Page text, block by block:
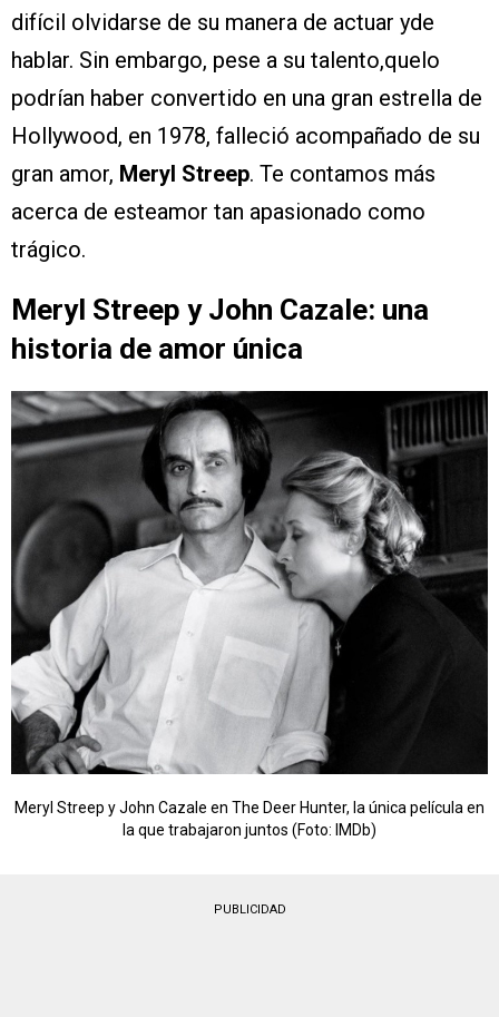
difícil olvidarse de su manera de actuar yde
hablar. Sin embargo, pese a su talento,quelo
podrían haber convertido en una gran estrella de
Hollywood, en 1978, falleció acompañado de su
gran amor, Meryl Streep. Te contamos más
acerca de esteamor tan apasionado como
trágico.
Meryl Streep y John Cazale: una
historia de amor única
Meryl Streep y John Cazale en The Deer Hunter, la única película en
la que trabajaron juntos (Foto: IMDb)
PUBLICIDAD